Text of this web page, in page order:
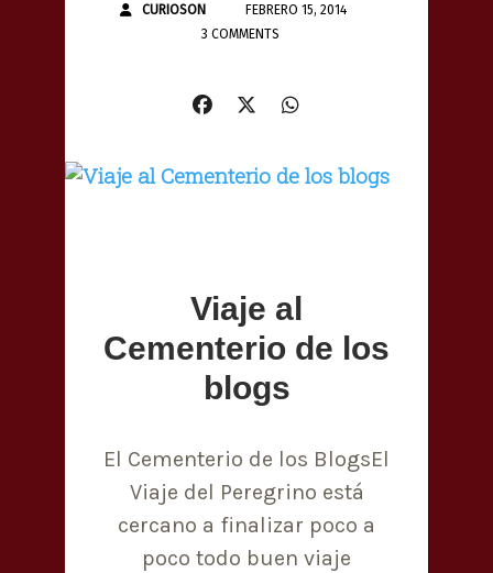
CURIOSON
FEBRERO 15, 2014
3 COMMENTS
Viaje al
Cementerio de los
blogs
El Cementerio de los BlogsEl
Viaje del Peregrino está
cercano a finalizar poco a
poco todo buen viaje